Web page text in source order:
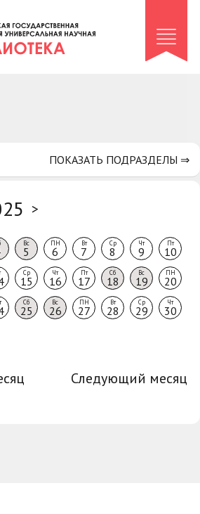
сельдерей»
архив»
>
Вс
5
ПН
6
Вт
7
Ср
8
Чт
9
Пт
10
Ср
15
Чт
16
Пт
17
Сб
18
Вс
19
ПН
20
Сб
25
Вс
26
ПН
27
Вт
28
Ср
29
Чт
30
Следующий месяц
ПОКАЗАТЬ ПОДРАЗДЕЛЫ ⇒